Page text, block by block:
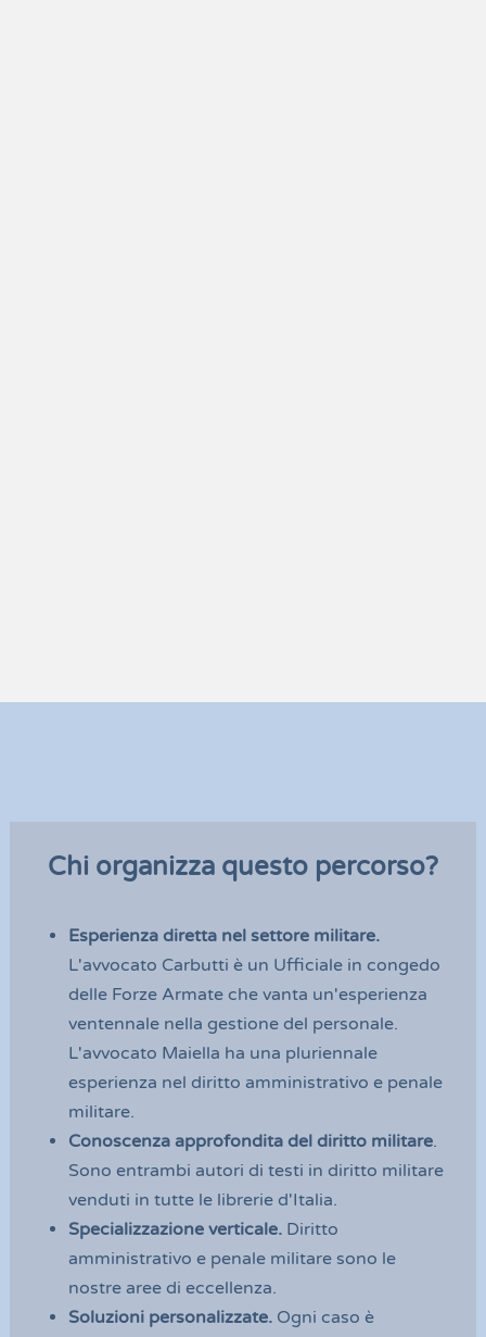
Chi organizza questo percorso?
Esperienza diretta nel settore militare.
L'avvocato Carbutti è un Ufficiale in congedo
delle Forze Armate che vanta un'esperienza
ventennale nella gestione del personale.
L'avvocato Maiella ha una pluriennale
esperienza nel diritto amministrativo e penale
militare.
Conoscenza approfondita del diritto militare.
Sono entrambi autori di testi in diritto militare
venduti in tutte le librerie d'Italia.
Specializzazione verticale. Diritto
amministrativo e penale militare sono le
nostre aree di eccellenza.
Soluzioni personalizzate. Ogni caso è